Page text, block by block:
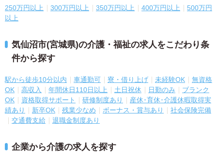
250万円以上 300万円以上 350万円以上 400万円以上
500万円
以上
気仙沼市(宮城県)の介護・福祉の求人をこだわり条
件から探す
駅から徒歩10分以内 車通勤可 寮・借り上げ 未経験OK
無資格
OK
高収入 年間休日110日以上 土日祝休 日勤のみ
ブランク
OK
資格取得サポート 研修制度あり
産休･育休･介護休暇取得実
績あり
新卒OK 残業少なめ ボーナス・賞与あり
社会保険完備
交通費支給
退職金制度あり
企業から介護の求人を探す